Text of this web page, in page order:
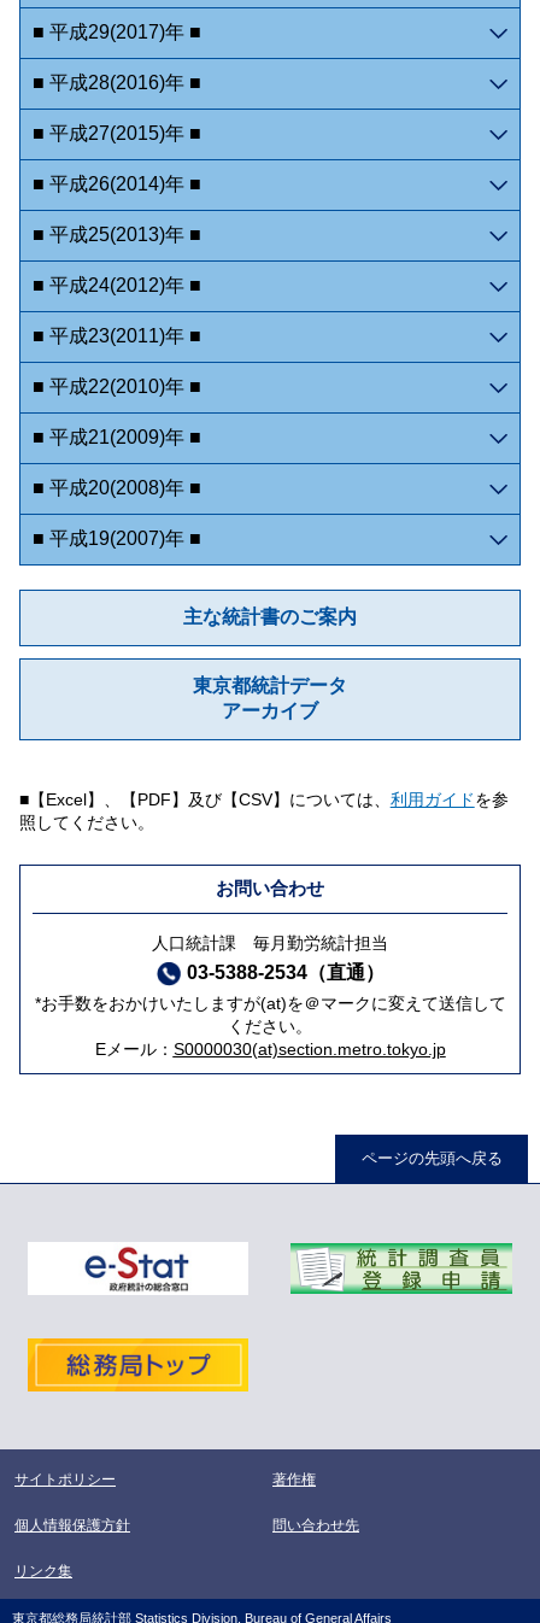
■ 平成29(2017)年 ■
■ 平成28(2016)年 ■
■ 平成27(2015)年 ■
■ 平成26(2014)年 ■
■ 平成25(2013)年 ■
■ 平成24(2012)年 ■
■ 平成23(2011)年 ■
■ 平成22(2010)年 ■
■ 平成21(2009)年 ■
■ 平成20(2008)年 ■
■ 平成19(2007)年 ■
主な統計書のご案内
東京都統計データ
アーカイブ
■【Excel】、【PDF】及び【CSV】については、 利用ガイドを参
照してください。
お問い合わせ
人口統計課 毎月勤労統計担当
03-5388-2534（直通）
*お手数をおかけいたしますが(at)を＠マークに変えて送信して
ください。
Eメール： S0000030(at)section.metro.tokyo.jp
ページの先頭へ戻る
サイトポリシー 著作権
個人情報保護方針 問い合わせ先
リンク集
東京都総務局統計部 Statistics Division, Bureau of General Affairs